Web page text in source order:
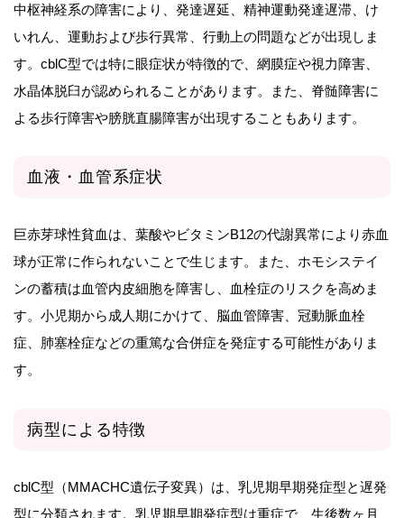
中枢神経系の障害により、発達遅延、精神運動発達遅滞、け
いれん、運動および歩行異常、行動上の問題などが出現しま
す。cblC型では特に眼症状が特徴的で、網膜症や視力障害、
水晶体脱臼が認められることがあります。また、脊髄障害に
よる歩行障害や膀胱直腸障害が出現することもあります。
血液・血管系症状
巨赤芽球性貧血は、葉酸やビタミンB12の代謝異常により赤血
球が正常に作られないことで生じます。また、ホモシステイ
ンの蓄積は血管内皮細胞を障害し、血栓症のリスクを高めま
す。小児期から成人期にかけて、脳血管障害、冠動脈血栓
症、肺塞栓症などの重篤な合併症を発症する可能性がありま
す。
病型による特徴
cblC型（MMACHC遺伝子変異）は、乳児期早期発症型と遅発
型に分類されます。乳児期早期発症型は重症で、生後数ヶ月